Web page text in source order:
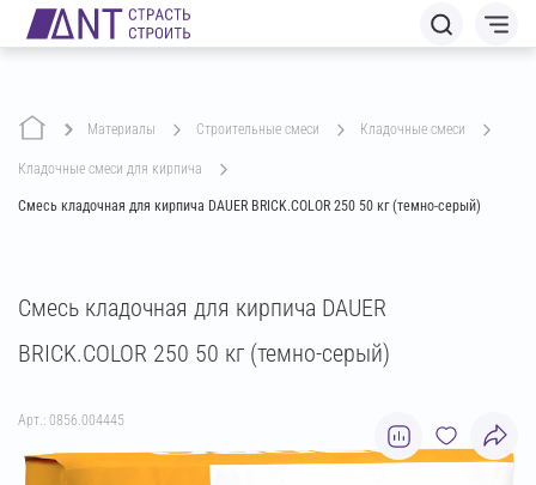
Материалы строительные смеси кладочные смеси
кладочные смеси для кирпича
Смесь кладочная для кирпича DAUER BRICK.COLOR 250 50 кг (темно-серый)
Смесь кладочная для кирпича DAUER
BRICK.COLOR 250 50 кг (темно-серый)
Арт.: 0856.004445